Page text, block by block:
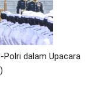
Polri dalam Upacara